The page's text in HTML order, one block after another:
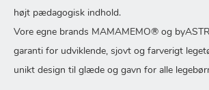
højt pædagogisk indhold.
Vore egne brands MAMAMEMO® og
garanti for udviklende, sjovt og farverigt
unikt design til glæde og gavn for alle